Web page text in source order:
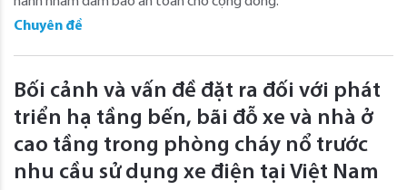
Chuyên đề
Bối cảnh và vấn đề đặt ra đối với phát
triển hạ tầng bến, bãi đỗ xe và nhà ở
cao tầng trong phòng cháy nổ trước
nhu cầu sử dụng xe điện tại Việt Nam